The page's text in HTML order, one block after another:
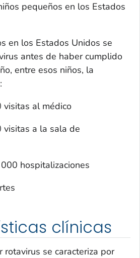
pequeños en los Estados
en los Estados Unidos se
antes de haber cumplido
entre esos niños, la
al médico
a la sala de
hospitalizaciones
clínicas
rotavirus se caracteriza por